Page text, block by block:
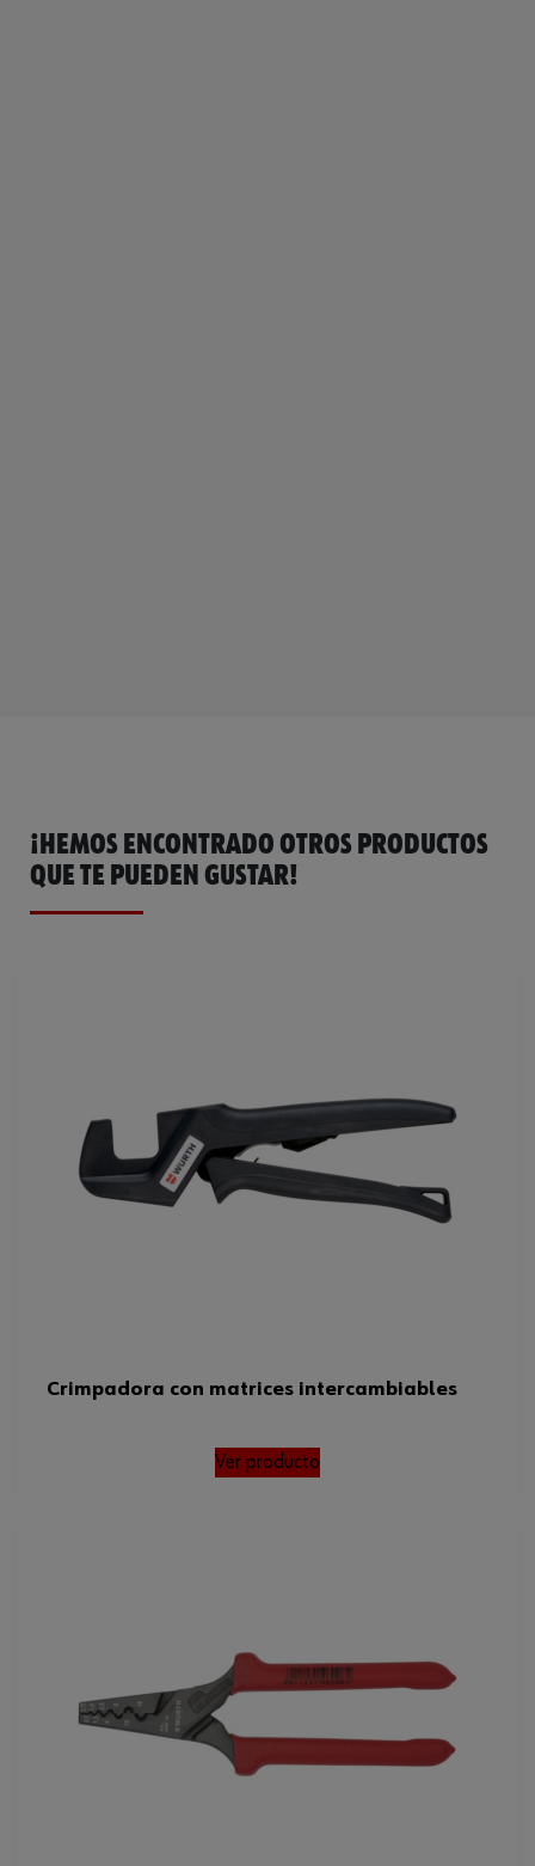
¡HEMOS ENCONTRADO OTROS PRODUCTOS
QUE TE PUEDEN GUSTAR!
Crimpadora con matrices intercambiables
Ver producto